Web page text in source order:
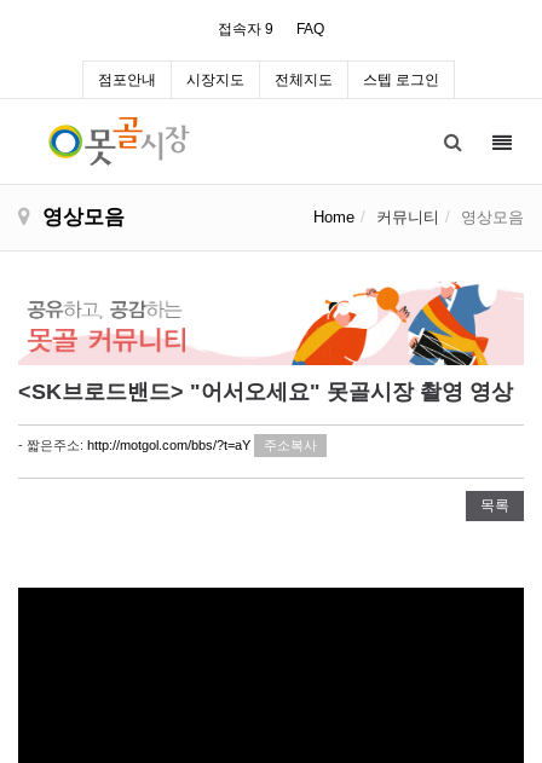
접속자 9 FAQ
점포안내 시장지도 전체지도 스텝 로그인
영상모음 Home 커뮤니티 영상모음
<SK브로드밴드> "어서오세요" 못골시장 촬영 영상
- 짧은주소: http://motgol.com/bbs/?t=aY 주소복사
목록